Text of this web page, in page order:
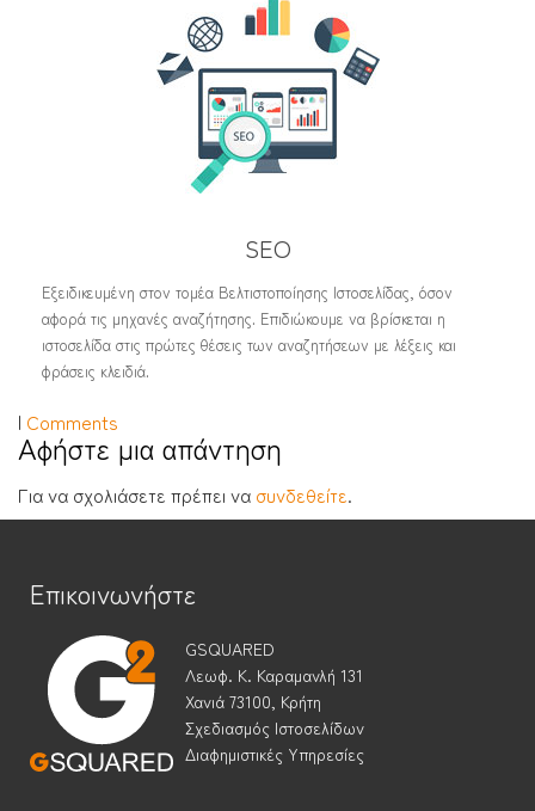
SEO
Εξειδικευμένη στον τομέα Βελτιστοποίησης Ιστοσελίδας, όσον
αφορά τις μηχανές αναζήτησης. Επιδιώκουμε να βρίσκεται η
ιστοσελίδα στις πρώτες θέσεις των αναζητήσεων με λέξεις και
φράσεις κλειδιά.
| Comments
Αφήστε μια απάντηση
Για να σχολιάσετε πρέπει να συνδεθείτε.
Επικοινωνήστε
GSQUARED
Λεωφ. Κ. Καραμανλή 131
Χανιά 73100, Κρήτη
Σχεδιασμός Ιστοσελίδων
Διαφημιστικές Υπηρεσίες